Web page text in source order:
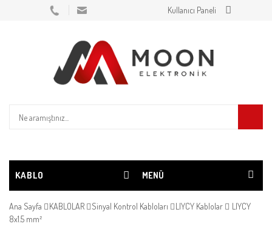
Kullanıcı Paneli
KABLO MENÜ
Ana Sayfa KABLOLAR Sinyal Kontrol Kabloları LIYCY Kablolar
LIYCY
8x1.5 mm²